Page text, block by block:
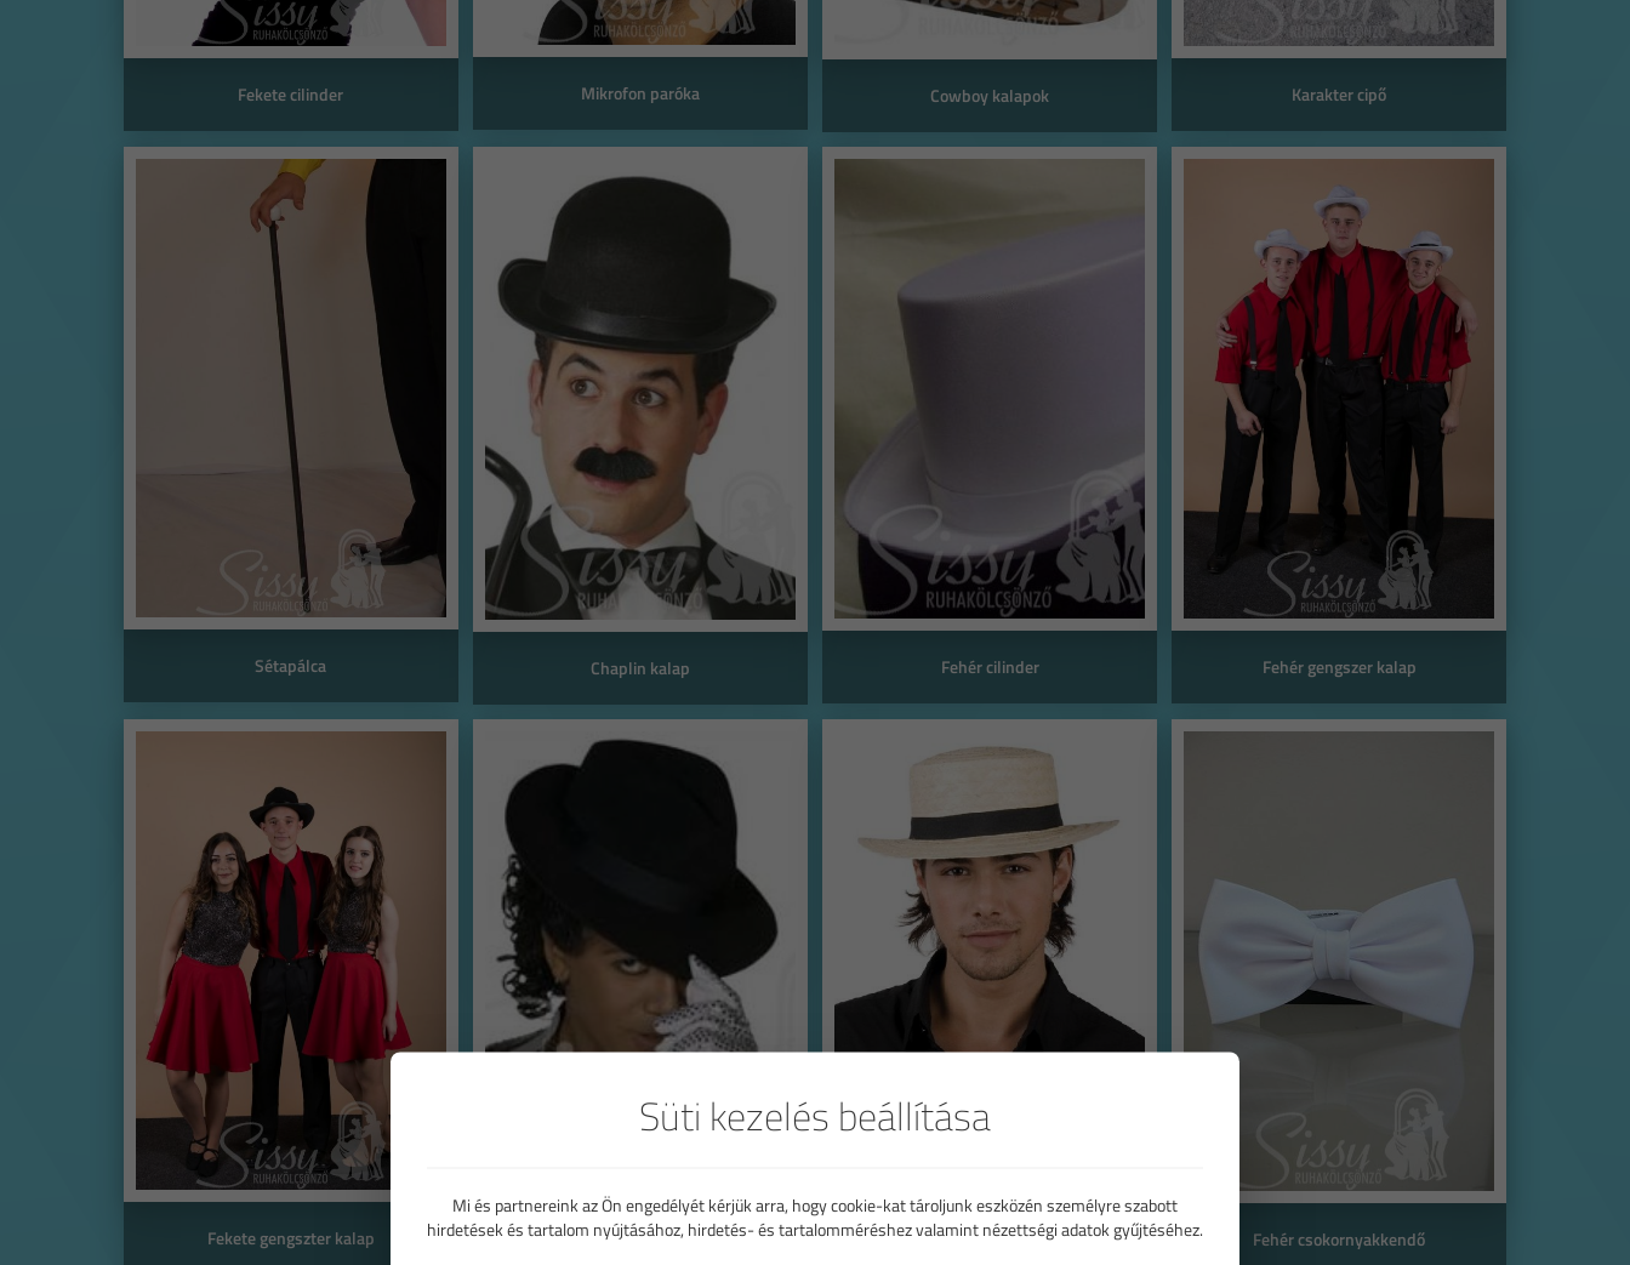
Fekete cilinder Mikrofon paróka Cowboy kalapok Karakter cipő
Sétapálca Chaplin kalap Fehér cilinder Fehér gengszer kalap
Fekete gengszter kalap Jackson kalap Girardi kalap Fehér csokornyakkendő
Süti kezelés beállítása
Mi és partnereink az Ön engedélyét kérjük arra, hogy cookie-kat tároljunk eszközén személyre szabott
hirdetések és tartalom nyújtásához, hirdetés- és tartalomméréshez valamint nézettségi adatok gyűjtéséhez.